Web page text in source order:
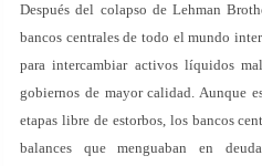
Después del colapso de Lehman
bancos centrales de todo el mundo
para intercambiar activos líquidos
gobiernos de mayor calidad. Aunque
etapas libre de estorbos, los bancos
balances que menguaban en